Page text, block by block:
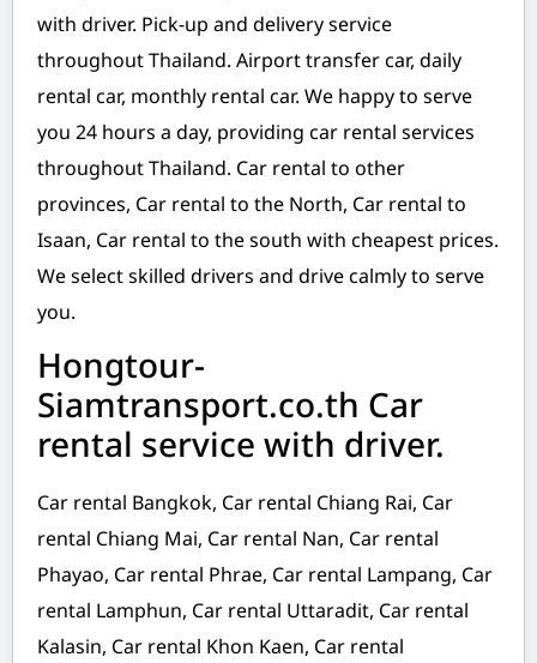
with driver. Pick-up and delivery service
throughout Thailand. Airport transfer car, daily
rental car, monthly rental car. We happy to serve
you 24 hours a day, providing car rental services
throughout Thailand. Car rental to other
provinces, Car rental to the North, Car rental to
Isaan, Car rental to the south with cheapest prices.
We select skilled drivers and drive calmly to serve
you.
Hongtour-
Siamtransport.co.th Car
rental service with driver.
Car rental Bangkok, Car rental Chiang Rai, Car
rental Chiang Mai, Car rental Nan, Car rental
Phayao, Car rental Phrae, Car rental Lampang, Car
rental Lamphun, Car rental Uttaradit, Car rental
Kalasin, Car rental Khon Kaen, Car rental